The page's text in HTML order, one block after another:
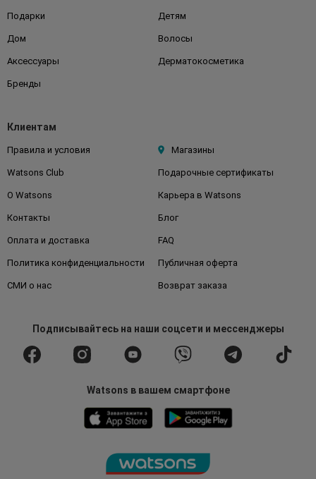
Подарки Детям
Дом Волосы
Аксессуары Дерматокосметика
Бренды
Клиентам
Правила и условия Магазины
Watsons Club Подарочные сертификаты
О Watsons Карьера в Watsons
Контакты Блог
Оплата и доставка FAQ
Политика конфиденциальности Публичная оферта
СМИ о нас Возврат заказа
Подписывайтесьна наши соцсети и мессенджеры
Watsons в вашем смартфоне